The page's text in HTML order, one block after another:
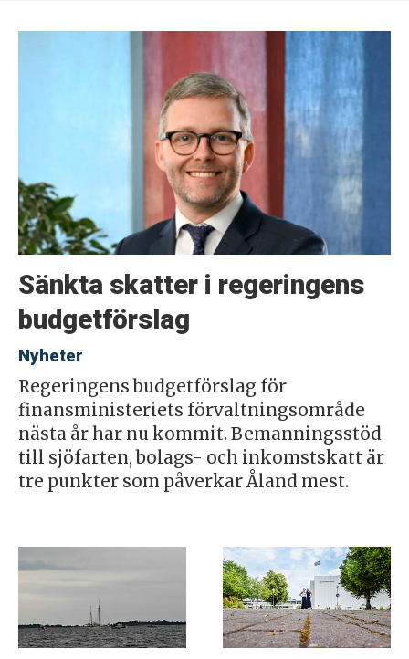
Sänkta skatter i regeringens
budgetförslag
Nyheter
Regeringens budgetförslag för
finansministeriets förvaltningsområde
nästa år har nu kommit. Bemanningsstöd
till sjöfarten, bolags- och inkomstskatt är
tre punkter som påverkar Åland mest.